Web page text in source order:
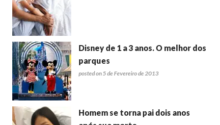
Disney de 1 a 3 anos. O melhor dos
parques
posted on 5 de Fevereiro de 2013
Homem se torna pai dois anos